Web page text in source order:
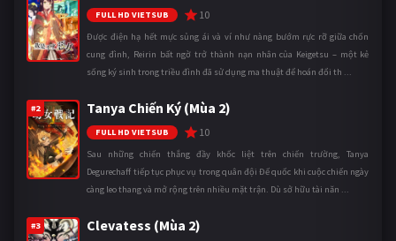
FULL HD VIETSUB 10
Được điện hạ hết mực sủng ái và ví như nàng bướm rực rỡ giữa chốn
cung đình, Reirin bất ngờ trở thành nạn nhân của Keigetsu – một kẻ
sống ký sinh trong triều đình đã sử dụng ma thuật để hoán đổi th ...
#2 Tanya Chiến Ký (Mùa 2)
FULL HD VIETSUB 10
Sau những chiến thắng đầy khốc liệt trên chiến trường, Tanya
Degurechaff tiếp tục phục vụ trong quân đội Đế quốc khi cuộc chiến ngày
càng leo thang và mở rộng trên nhiều mặt trận. Dù sở hữu tài năn ...
#3 Clevatess (Mùa 2)